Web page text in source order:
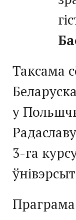
Таксама
у
3-га
Праграма